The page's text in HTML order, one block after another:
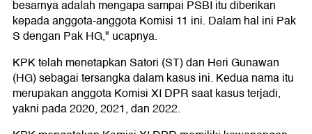
besarnya adalah mengapa sampai PSBI itu diberikan
kepada anggota-anggota Komisi 11 ini. Dalam hal ini Pak
S dengan Pak HG," ucapnya.
KPK telah menetapkan Satori (ST) dan Heri Gunawan
(HG) sebagai tersangka dalam kasus ini. Kedua nama itu
merupakan anggota Komisi XI DPR saat kasus terjadi,
yakni pada 2020, 2021, dan 2022.